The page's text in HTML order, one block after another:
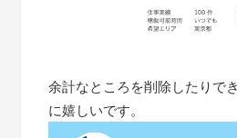
余計なところを削除したりで
に嬉しいです。